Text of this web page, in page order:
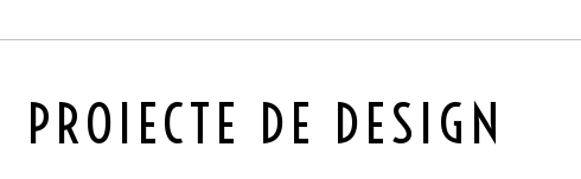
PROIECTE DE DESIGN